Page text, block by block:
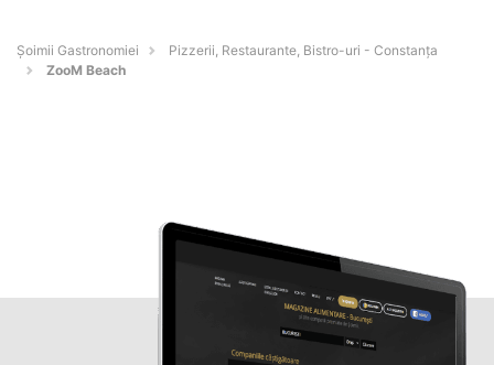
Șoimii Gastronomiei
Pizzerii, Restaurante, Bistro-uri - Constanţa
ZooM Beach